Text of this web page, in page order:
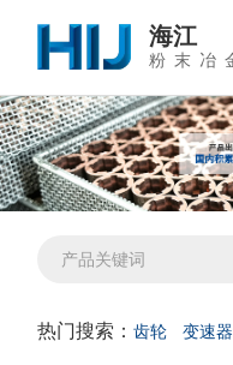
海江
粉末冶
热门搜索：齿轮 变速